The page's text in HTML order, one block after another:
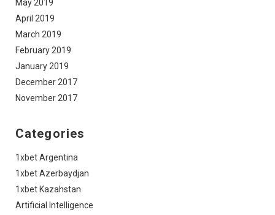
May 2019
April 2019
March 2019
February 2019
January 2019
December 2017
November 2017
Categories
1xbet Argentina
1xbet Azerbaydjan
1xbet Kazahstan
Artificial Intelligence